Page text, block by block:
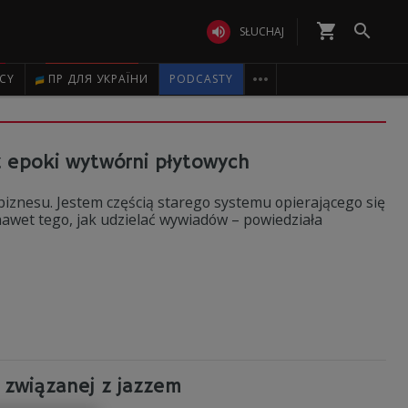
 SŁUCHAJ shopping_cart 
ПР ДЛЯ УКРАЇНИ PODCASTY 
wytwórni płytowych
Jestem częścią starego systemu opierającego się
tego, jak udzielać wywiadów – powiedziała
z jazzem